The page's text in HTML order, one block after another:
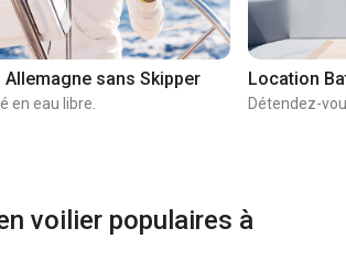
Allemagne sans Skipper
en eau libre.
Location
Détendez-
voilier populaires à